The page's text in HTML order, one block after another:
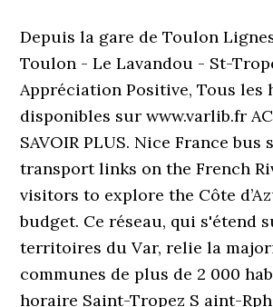
Depuis la gare de Toulon
Toulon - Le Lavandou - St-
Appréciation Positive, Tous les
disponibles sur www.varlib.fr
SAVOIR PLUS. Nice France bus
transport links on the French
visitors to explore the Côte
budget. Ce réseau, qui s'étend
territoires du Var, relie la
communes de plus de 2 000
horaire Saint-Tropez S aint-